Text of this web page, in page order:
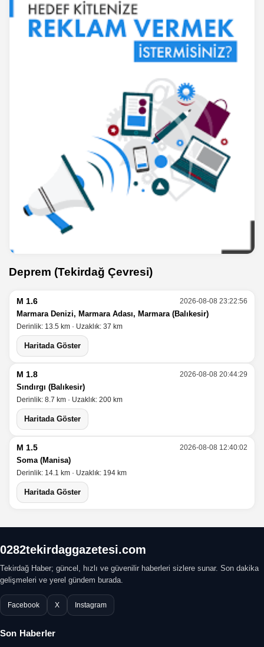
Deprem (Tekirdağ Çevresi)
M 1.6 2026-08-08 23:22:56
Marmara Denizi, Marmara Adası, Marmara (Balıkesir)
Derinlik: 13.5 km · Uzaklık: 37 km
Haritada Göster
M 1.8 2026-08-08 20:44:29
Sındırgı (Balıkesir)
Derinlik: 8.7 km · Uzaklık: 200 km
Haritada Göster
M 1.5 2026-08-08 12:40:02
Soma (Manisa)
Derinlik: 14.1 km · Uzaklık: 194 km
Haritada Göster
0282tekirdaggazetesi.com
Tekirdağ Haber; güncel, hızlı ve güvenilir haberleri sizlere sunar. Son dakika
gelişmeleri ve yerel gündem burada.
Facebook X Instagram
Son Haberler